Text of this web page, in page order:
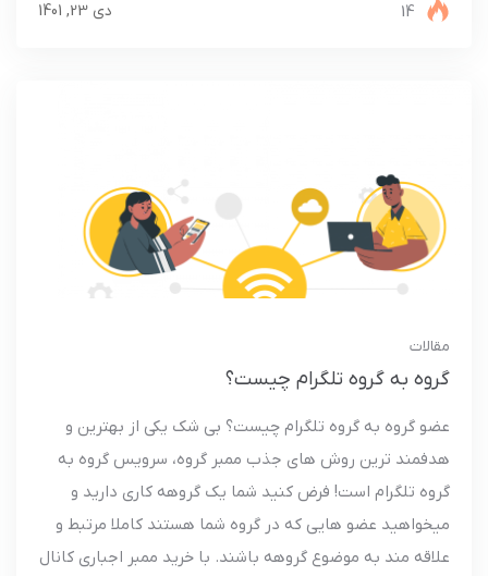
دی 23, 1401 14
مقالات
گروه به گروه تلگرام چیست؟
عضو گروه به گروه تلگرام چیست؟ بی شک یکی از بهترین و
هدفمند ترین روش های جذب ممبر گروه، سرویس گروه به
گروه تلگرام است! فرض کنید شما یک گروهه کاری دارید و
میخواهید عضو هایی که در گروه شما هستند کاملا مرتبط و
علاقه مند به موضوع گروهه باشند. با خرید ممبر اجباری کانال